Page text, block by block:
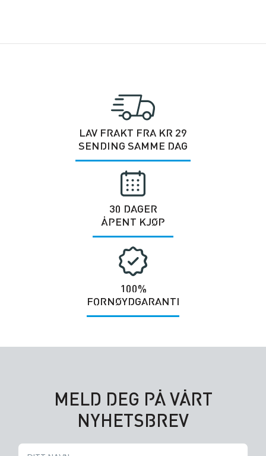
LAV FRAKT FRA KR 29
SENDING SAMME DAG
30 DAGER
ÅPENT KJØP
100%
FORNØYDGARANTI
MELD DEG PÅ VÅRT
NYHETSBREV